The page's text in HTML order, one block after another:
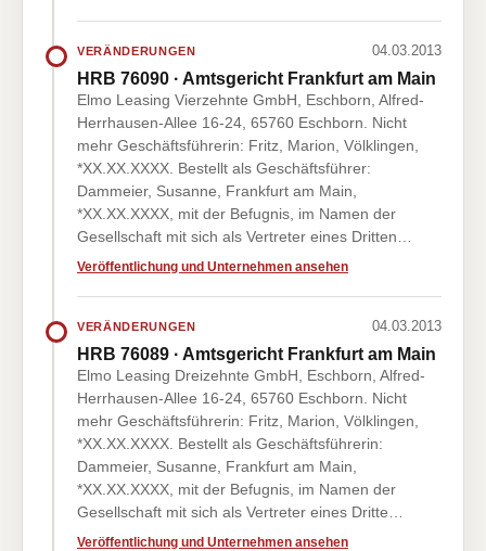
VERÄNDERUNGEN 04.03.2013
HRB 76090 · Amtsgericht Frankfurt am Main
Elmo Leasing Vierzehnte GmbH, Eschborn, Alfred-
Herrhausen-Allee 16-24, 65760 Eschborn. Nicht
mehr Geschäftsführerin: Fritz, Marion, Völklingen,
*XX.XX.XXXX. Bestellt als Geschäftsführer:
Dammeier, Susanne, Frankfurt am Main,
*XX.XX.XXXX, mit der Befugnis, im Namen der
Gesellschaft mit sich als Vertreter eines Dritten…
Veröffentlichung und Unternehmen ansehen
VERÄNDERUNGEN 04.03.2013
HRB 76089 · Amtsgericht Frankfurt am Main
Elmo Leasing Dreizehnte GmbH, Eschborn, Alfred-
Herrhausen-Allee 16-24, 65760 Eschborn. Nicht
mehr Geschäftsführerin: Fritz, Marion, Völklingen,
*XX.XX.XXXX. Bestellt als Geschäftsführerin:
Dammeier, Susanne, Frankfurt am Main,
*XX.XX.XXXX, mit der Befugnis, im Namen der
Gesellschaft mit sich als Vertreter eines Dritte…
Veröffentlichung und Unternehmen ansehen